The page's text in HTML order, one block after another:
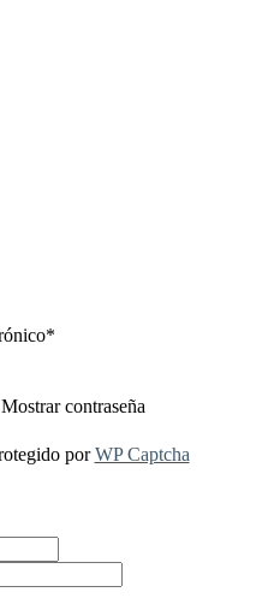
*
Mostrar contraseña
porWP Captcha